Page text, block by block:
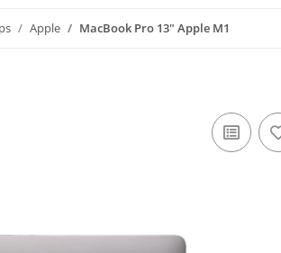
Apple MacBook Pro 13" Apple M1